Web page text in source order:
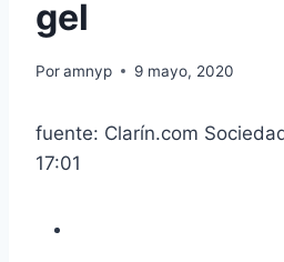
gel
Poramnyp 9 mayo, 2020
fuente: Clarín.com
17:01